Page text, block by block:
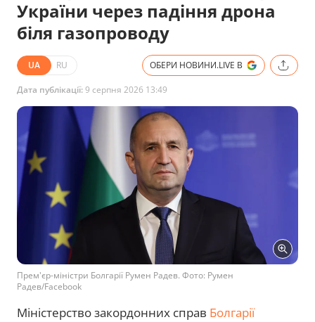
України через падіння дрона
біля газопроводу
UA RU ОБЕРИ НОВИНИ.LIVE В
Дата публікації:9 серпня 2026 13:49
Прем'єр-міністри Болгарії Румен Радев. Фото: Румен
Радев/Facebook
Міністерство закордонних справ Болгарії